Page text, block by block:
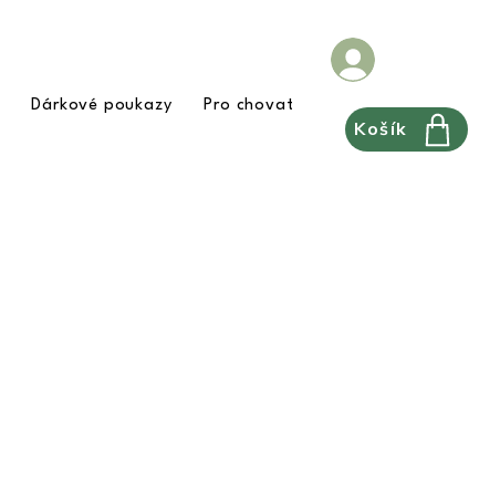
Dárkové poukazy Pro chovatele FAQ Pravidla
Košík